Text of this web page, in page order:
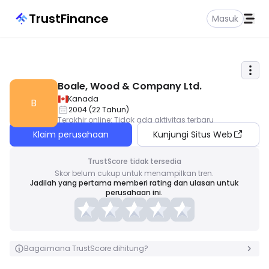
TrustFinance Masuk
B
Boale, Wood & Company Ltd.
Kanada
2004(22Tahun)
Terakhir online: Tidak ada aktivitas terbaru
Klaim perusahaan Kunjungi Situs Web
TrustScore tidak tersedia
Skor belum cukup untuk menampilkan tren.
Jadilah yang pertama memberi rating dan ulasan untuk
perusahaan ini.
Bagaimana TrustScore dihitung?